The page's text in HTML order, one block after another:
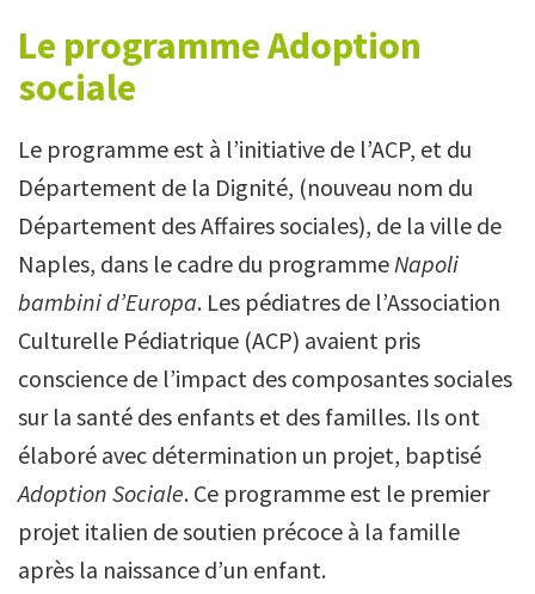
Le programme Adoption
sociale
Le programme est à l’initiative de l’ACP, et du
Département de la Dignité, (nouveau nom du
Département des Affaires sociales), de la ville de
Naples, dans le cadre du programmeNapoli
bambini d’Europa. Les pédiatres de l’Association
Culturelle Pédiatrique (ACP) avaient pris
conscience de l’impact des composantes sociales
sur la santé des enfants et des familles. Ils ont
élaboré avec détermination un projet, baptisé
Adoption Sociale. Ce programme est le premier
projet italien de soutien précoce à la famille
après la naissance d’un enfant.